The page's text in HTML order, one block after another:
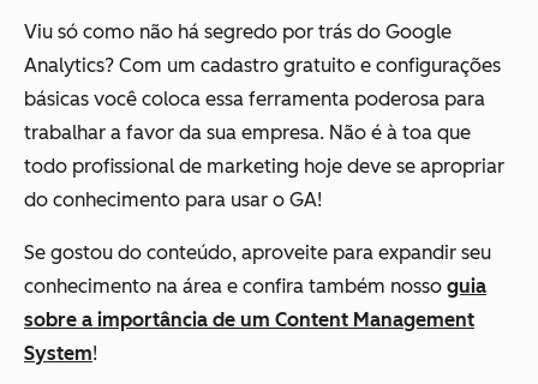
Viu só como não há segredo por trás do Google
Analytics? Com um cadastro gratuito e configurações
básicas você coloca essa ferramenta poderosa para
trabalhar a favor da sua empresa. Não é à toa que
todo profissional de marketing hoje deve se apropriar
do conhecimento para usar o GA!
Se gostou do conteúdo, aproveite para expandir seu
conhecimento na área e confira também nosso guia
sobre a importância de um Content Management
System!